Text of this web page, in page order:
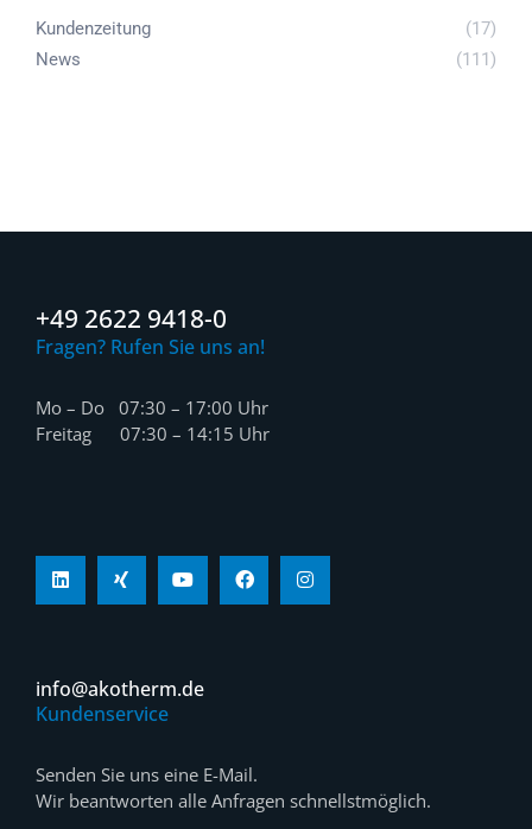
Kundenzeitung
(17)
News
(111)
+49 2622 9418-0
Fragen? Rufen Sie uns an!
Mo – Do 07:30 – 17:00 Uhr
Freitag 07:30 – 14:15 Uhr
info@akotherm.de
Kundenservice
Senden Sie uns eine E-Mail.
Wir beantworten alle Anfragen schnellstmöglich.